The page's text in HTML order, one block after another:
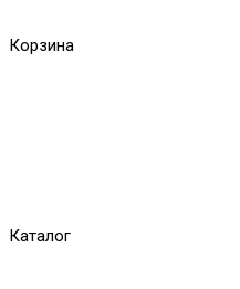
Корзина
Каталог